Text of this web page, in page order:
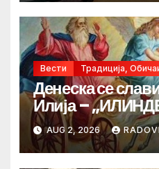
Вести Традиција,
Денеска се
Илија –
AUG 2, 2026